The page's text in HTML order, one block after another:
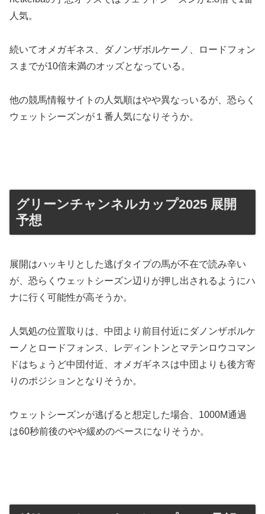
人気。
続いてオメガギネス、ダノンザボルケーノ、ロードフォン
スまでが10倍未満のオッズとなっている。
他の競馬情報サイトの人気順はやや異なっいるが、恐らく
ウェットシーズンが１番人気になりそうか。
グリーンチャンネルカップ2025 展開
予想
展開はハッキリとした逃げタイプの馬が不在で読み辛い
が、恐らくウェットシーズン辺りが押し出されるようにハ
ナに行く可能性が高そうか。
人気処の位置取りは、中団より前目付近にダノンザボルケ
ーノとロードフォンス、レディントンとマテンロウコマン
ドはちょうど中団付近、オメガギネスは中団よりも後方寄
りのポジションとなりそうか。
ウェットシーズンが逃げると想定した場合、1000M通過
は60秒前後のやや緩めのペースになりそうか。